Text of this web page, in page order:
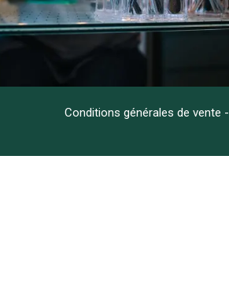
Conditions générales de vente -